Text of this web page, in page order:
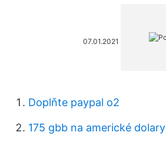
07.01.2021
Doplňte paypal o2
175 gbb na americké dolary